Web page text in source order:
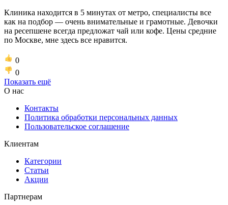
Клиника находится в 5 минутах от метро, специалисты все
как на подбор — очень внимательные и грамотные. Девочки
на ресепшене всегда предложат чай или кофе. Цены средние
по Москве, мне здесь все нравится.
0
0
Показать ещё
О нас
Контакты
Политика обработки персональных данных
Пользовательское соглашение
Клиентам
Категории
Статьи
Акции
Партнерам